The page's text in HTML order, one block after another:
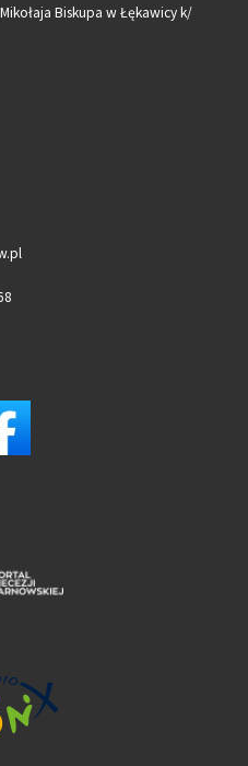
Biskupa w Łękawicy k/